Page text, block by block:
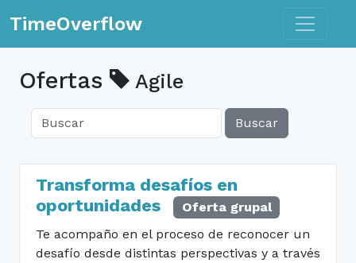
TimeOverflow Toggle
Ofertas Agile
Buscar
Transforma desafíos en
oportunidades
Oferta grupal
Te acompaño en el proceso de reconocer un
desafío desde distintas perspectivas y a través